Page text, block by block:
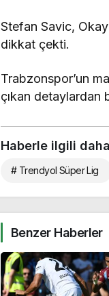
Stefan Savic,
dikkat çekti.
Trabzonspor’un
çıkan detaylardan
Haberle ilgili
# Trendyol Süper Lig
Benzer Haberler